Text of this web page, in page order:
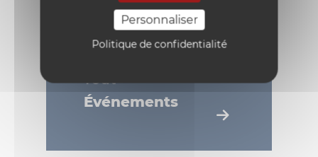
Personnaliser
Politique de confidentialité
Tout
Événements